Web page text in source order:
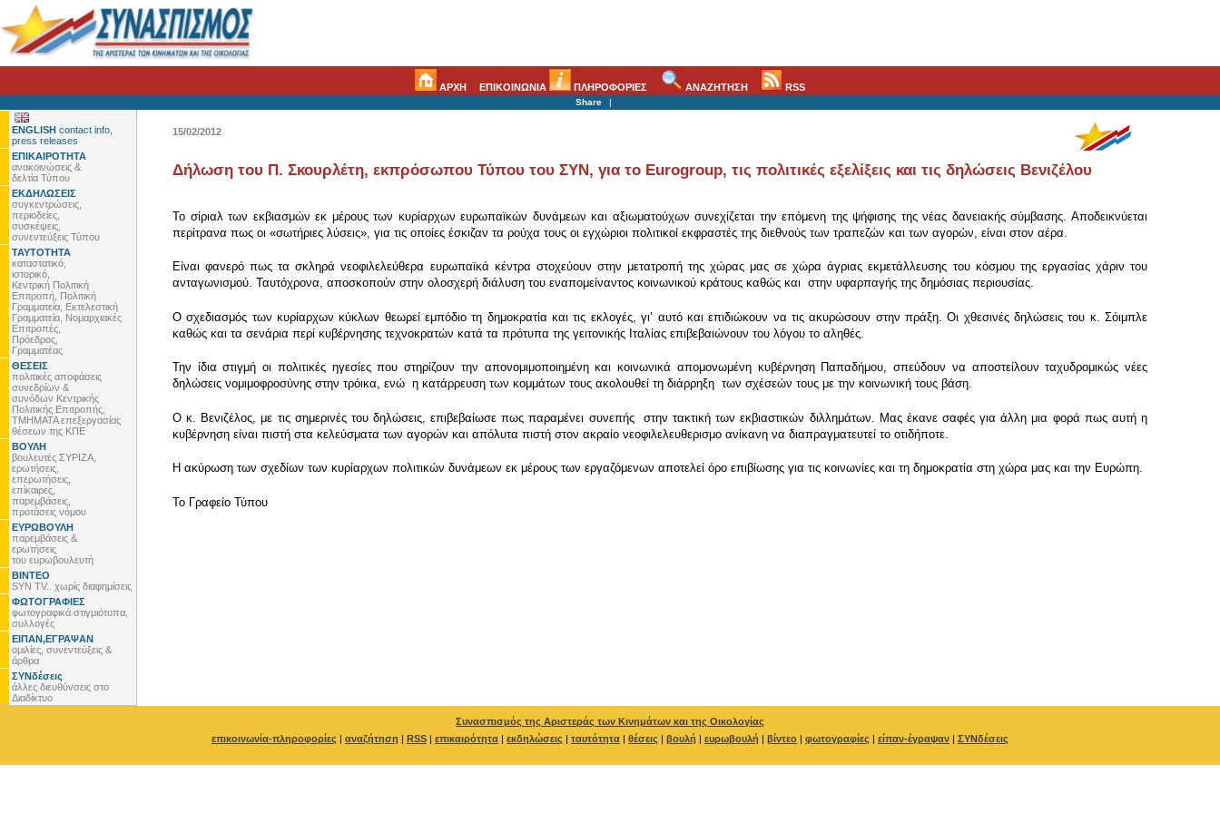
ΑΡΧΗ ΕΠΙΚΟΙΝΩΝΙΑ ΠΛΗΡΟΦΟΡΙΕΣ ΑΝΑΖΗΤΗΣΗ RSS
Share |
ENGLISH contact info,
press releases
ΕΠΙΚΑΙΡΟΤΗΤΑ
ανακοινώσεις &
δελτία Τύπου
ΕΚΔΗΛΩΣΕΙΣ
συγκεντρώσεις,
περιοδείες,
συσκέψεις,
συνεντεύξεις Τύπου
ΤΑΥΤΟΤΗΤΑ
καταστατικό,
ιστορικό,
Κεντρική Πολιτική
Επιτροπή, Πολιτική
Γραμματεία, Εκτελεστική
Γραμματεία, Νομαρχιακές
Επιτροπές,
Πρόεδρος,
Γραμματέας
ΘΕΣΕΙΣ
πολιτικές αποφάσεις
συνεδρίων &
συνόδων Κεντρικής
Πολιτικής Επιτροπής,
ΤΜΗΜΑΤΑ επεξεργασίας
θέσεων της ΚΠΕ
ΒΟΥΛΗ
βουλευτές ΣΥΡΙΖΑ,
ερωτήσεις,
επερωτήσεις,
επίκαιρες,
παρεμβάσεις,
προτάσεις νόμου
ΕΥΡΩΒΟΥΛΗ
παρεμβάσεις &
ερωτήσεις
του ευρωβουλευτή
ΒΙΝΤΕΟ
SYN TV.. χωρίς διαφημίσεις
ΦΩΤΟΓΡΑΦΙΕΣ
φωτογραφικά στιγμιότυπα,
συλλογές
ΕΙΠΑΝ,ΕΓΡΑΨΑΝ
ομιλίες, συνεντεύξεις &
άρθρα
ΣΥΝδέσεις
άλλες διευθύνσεις στο
Διαδίκτυο
15/02/2012
Δήλωση του Π. Σκουρλέτη, εκπρόσωπου Τύπου του ΣΥΝ, για το Eurogroup, τις πολιτικές εξελίξεις και τις δηλώσεις Βενιζέλου
Το σίριαλ των εκβιασμών εκ μέρους των κυρίαρχων ευρωπαϊκών δυνάμεων και αξιωματούχων συνεχίζεται την επόμενη της ψήφισης της νέας δανειακής σύμβασης. Αποδεικνύεται
περίτρανα πως οι «σωτήριες λύσεις», για τις οποίες έσκιζαν τα ρούχα τους οι εγχώριοι πολιτικοί εκφραστές της διεθνούς των τραπεζών και των αγορών, είναι στον αέρα.
Είναι φανερό πως τα σκληρά νεοφιλελεύθερα ευρωπαϊκά κέντρα στοχεύουν στην μετατροπή της χώρας μας σε χώρα άγριας εκμετάλλευσης του κόσμου της εργασίας χάριν του
ανταγωνισμού. Ταυτόχρονα, αποσκοπούν στην ολοσχερή διάλυση του εναπομείναντος κοινωνικού κράτους καθώς και στην υφαρπαγής της δημόσιας περιουσίας.
Ο σχεδιασμός των κυρίαρχων κύκλων θεωρεί εμπόδιο τη δημοκρατία και τις εκλογές, γιʼ αυτό και επιδιώκουν να τις ακυρώσουν στην πράξη. Οι χθεσινές δηλώσεις του κ. Σόιμπλε
καθώς και τα σενάρια περί κυβέρνησης τεχνοκρατών κατά τα πρότυπα της γειτονικής Ιταλίας επιβεβαιώνουν του λόγου το αληθές.
Την ίδια στιγμή οι πολιτικές ηγεσίες που στηρίζουν την απονομιμοποιημένη και κοινωνικά απομονωμένη κυβέρνηση Παπαδήμου, σπεύδουν να αποστείλουν ταχυδρομικώς νέες
δηλώσεις νομιμοφροσύνης στην τρόικα, ενώ η κατάρρευση των κομμάτων τους ακολουθεί τη διάρρηξη των σχέσεών τους με την κοινωνική τους βάση.
Ο κ. Βενιζέλος, με τις σημερινές του δηλώσεις, επιβεβαίωσε πως παραμένει συνεπής στην τακτική των εκβιαστικών διλλημάτων. Μας έκανε σαφές για άλλη μια φορά πως αυτή η
κυβέρνηση είναι πιστή στα κελεύσματα των αγορών και απόλυτα πιστή στον ακραίο νεοφιλελευθερισμο ανίκανη να διαπραγματευτεί το οτιδήποτε.
Η ακύρωση των σχεδίων των κυρίαρχων πολιτικών δυνάμεων εκ μέρους των εργαζόμενων αποτελεί όρο επιβίωσης για τις κοινωνίες και τη δημοκρατία στη χώρα μας και την Ευρώπη.
To Γραφείο Τύπου
Συνασπισμός της Αριστεράς των Κινημάτων και της Οικολογίας
επικοινωνία-πληροφορίες | αναζήτηση | RSS | επικαιρότητα | εκδηλώσεις | ταυτότητα | θέσεις | βουλή | ευρωβουλή | βίντεο | φωτογραφίες | είπαν-έγραψαν | ΣΥΝδέσεις